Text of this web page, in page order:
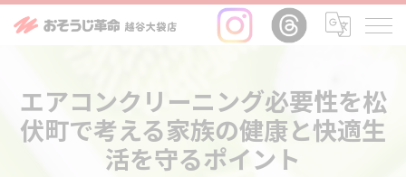
エアコンクリーニング必要性を松
伏町で考える家族の健康と快適生
活を守るポイント